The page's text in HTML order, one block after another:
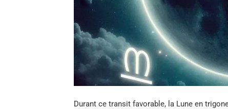
Durant ce transit favorable, la Lune en